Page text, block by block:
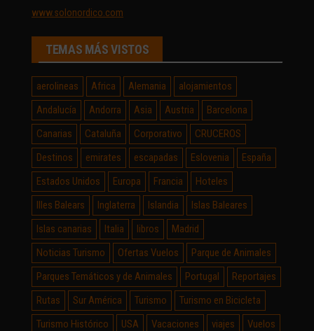
www.solonordico.com
TEMAS MÁS VISTOS
aerolineas Africa Alemania
alojamientos
Andalucía
Andorra Asia Austria
Barcelona
Canarias
Cataluña Corporativo
CRUCEROS
Destinos
emirates escapadas Eslovenia
España
Estados Unidos
Europa Francia
Hoteles
Illes Balears
Inglaterra Islandia
Islas Baleares
Islas canarias
Italia libros
Madrid
Noticias Turismo
Ofertas Vuelos
Parque de Animales
Parques Temáticos y de Animales
Portugal
Reportajes
Rutas
Sur América Turismo
Turismo en Bicicleta
Turismo Histórico
USA Vacaciones viajes Vuelos